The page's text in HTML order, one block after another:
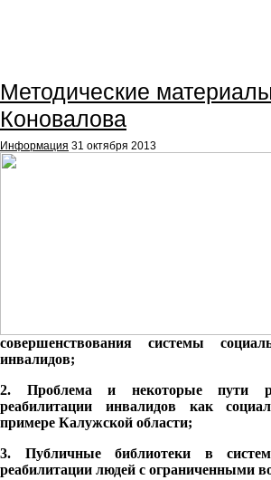
Методические
Коновалова
Информация 31 октября 2013
совершенствования системы
инвалидов;
2. Проблема и некоторые пути
реабилитации инвалидов как
примере Калужской области;
3. Публичные библиотеки в
реабилитации людей с ограниченными